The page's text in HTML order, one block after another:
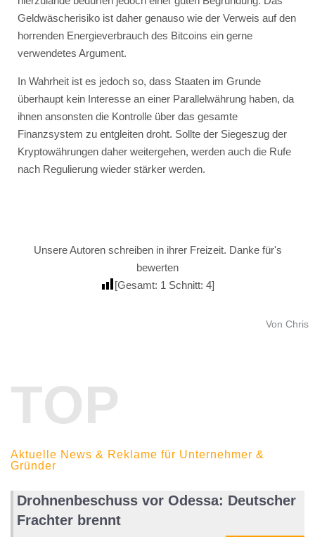
Geldwäscherisiko ist daher genauso wie der Verweis auf den
horrenden Energieverbrauch des Bitcoins ein gerne
verwendetes Argument.
In Wahrheit ist es jedoch so, dass Staaten im Grunde
überhaupt kein Interesse an einer Parallelwährung haben, da
ihnen ansonsten die Kontrolle über das gesamte
Finanzsystem zu entgleiten droht. Sollte der Siegeszug der
Kryptowährungen daher weitergehen, werden auch die Rufe
nach Regulierung wieder stärker werden.
Unsere Autoren schreiben in ihrer Freizeit. Danke für's
bewerten
[Gesamt: 1 Schnitt: 4]
Von Chris
TOP
Aktuelle News & Reklame für Unternehmer &
Gründer
Drohnenbeschuss vor Odessa: Deutscher
Frachter brennt